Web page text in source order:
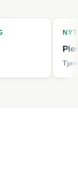
NYTT
Plenklipping